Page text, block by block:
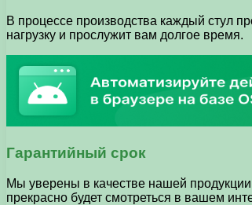
В процессе производства каждый стул
нагрузку и прослужит вам долгое время.
Гарантийный срок
Мы уверены в качестве нашей
прекрасно будет смотреться в вашем